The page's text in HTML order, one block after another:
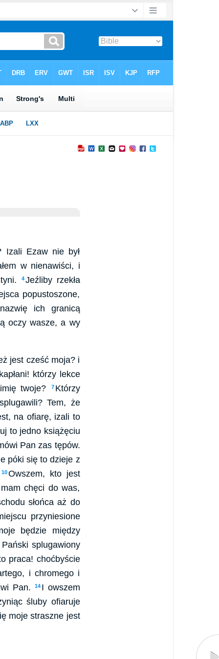
Izali Ezaw nie był
w nienawiści, i
4 Jeźliby rzekła
popustoszone,
ich granicą
oczy wasze, a wy
jest cześć moja? i
którzy lekce
twoje?
7 Którzy
Tem, że
na ofiarę, izali to
to jedno książęciu
Pan zas tępów.
póki się to dzieje z
10Owszem, kto jest
chęci do was,
słońca aż do
przyniesione
będzie między
splugawiony
praca! choćbyście
i chromego i
Pan.
14 I owszem
śluby ofiaruje
moje straszne jest